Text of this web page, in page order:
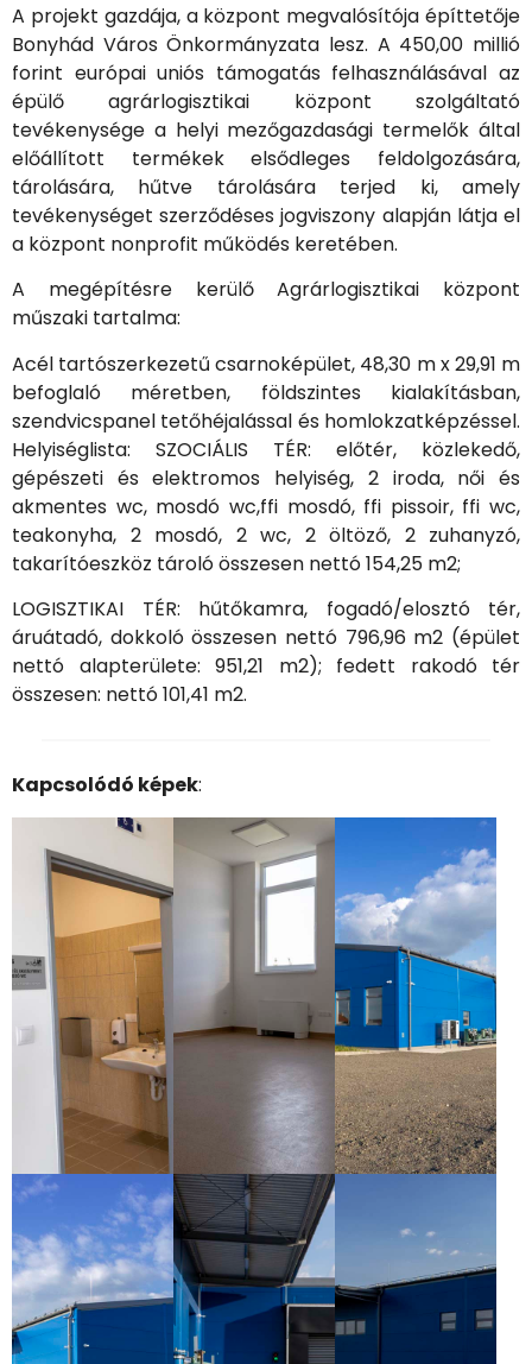
A projekt gazdája, a központ megvalósítója építtetője
Bonyhád Város Önkormányzata lesz. A 450,00 millió
forint európai uniós támogatás felhasználásával az
épülő agrárlogisztikai központ szolgáltató
tevékenysége a helyi mezőgazdasági termelők által
előállított termékek elsődleges feldolgozására,
tárolására, hűtve tárolására terjed ki, amely
tevékenységet szerződéses jogviszony alapján látja el
a központ nonprofit működés keretében.
A megépítésre kerülő Agrárlogisztikai központ
műszaki tartalma:
Acél tartószerkezetű csarnoképület, 48,30 m x 29,91 m
befoglaló méretben, földszintes kialakításban,
szendvicspanel tetőhéjalással és homlokzatképzéssel.
Helyiséglista: SZOCIÁLIS TÉR: előtér, közlekedő,
gépészeti és elektromos helyiség, 2 iroda, női és
akmentes wc, mosdó wc,ffi mosdó, ffi pissoir, ffi wc,
teakonyha, 2 mosdó, 2 wc, 2 öltöző, 2 zuhanyzó,
takarítóeszköz tároló összesen nettó 154,25 m2;
LOGISZTIKAI TÉR: hűtőkamra, fogadó/elosztó tér,
áruátadó, dokkoló összesen nettó 796,96 m2 (épület
nettó alapterülete: 951,21 m2); fedett rakodó tér
összesen: nettó 101,41 m2.
Kapcsolódó képek: